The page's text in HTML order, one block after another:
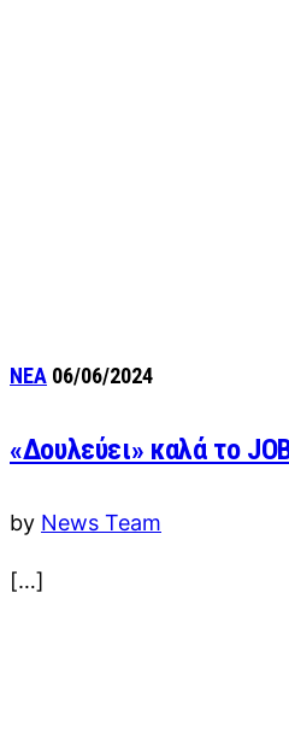
ΝΕΑ 06/06/2024
«Δουλεύει» καλά το
by News Team
[…]